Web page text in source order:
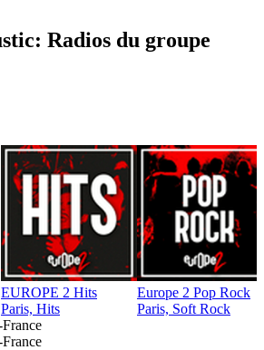
Radios du groupe
EUROPE 2 Hits
Paris, Hits
Europe 2 Pop Rock
Paris, Soft Rock